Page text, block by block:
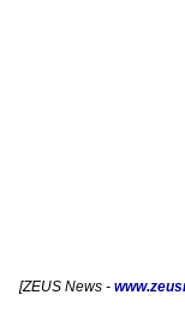
[ZEUS News -